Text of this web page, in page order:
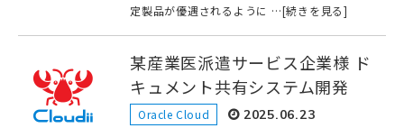
定製品が優遇されるように …[続きを見る]
某産業医派遣サービス企業様 ド
キュメント共有システム開発
Oracle Cloud 2025.06.23